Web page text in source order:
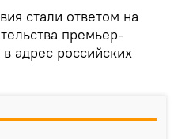
стали ответом на
премьер-
адрес российских